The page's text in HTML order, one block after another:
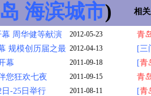
海滨城市) 相
周华健等献演 2012-05-23
规模创历届之最 2012-04-13
幕 2011-09-18
您狂欢七夜 2011-09-15
-25日举行 2011-08-11
青
[三
[青
青
[青